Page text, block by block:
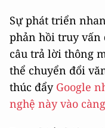
Sự phát triển
phản hồi truy vấn
câu trả lời thông
thể chuyển đổi
thúc đẩy Google
nghệ này vào